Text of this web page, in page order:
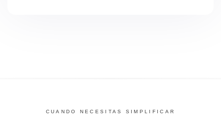
CUANDO NECESITAS SIMPLIFICAR